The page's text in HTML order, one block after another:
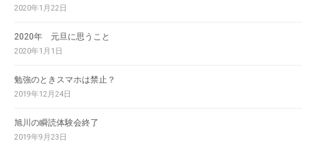
2020年1月22日
2020年 元旦に思うこと
2020年1月1日
勉強のときスマホは禁止？
2019年12月24日
旭川の瞬読体験会終了
2019年9月23日